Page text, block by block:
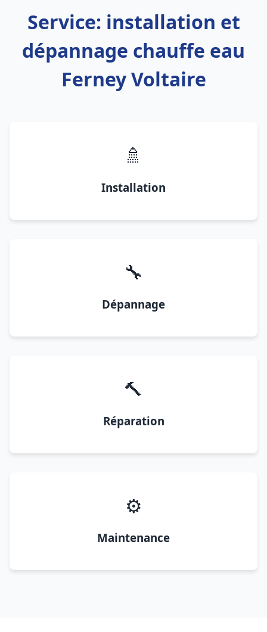
Service: installation et
dépannage chauffe eau
Ferney Voltaire
🚿
Installation
🔧
Dépannage
🔨
Réparation
⚙️
Maintenance